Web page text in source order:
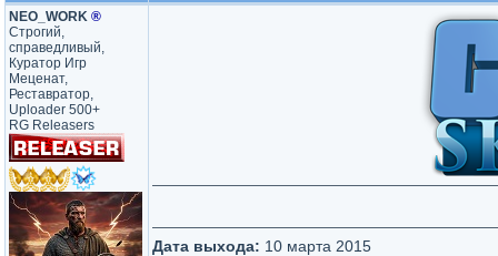
NEO_WORK ®
Строгий,
справедливый,
Куратор Игр
Меценат,
Реставратор,
Uploader 500+
RG Releasers
Дата выхода: 10 марта 2015